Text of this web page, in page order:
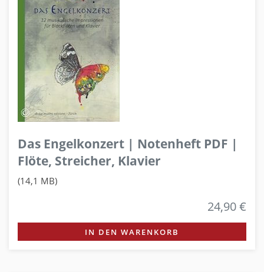
Das Engelkonzert | Notenheft PDF |
Flöte, Streicher, Klavier
(14,1 MB)
24,90 €
IN DEN WARENKORB